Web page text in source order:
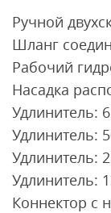
Ручной
Шланг
Рабочий
Насадка
Удлинитель:
Удлинитель:
Удлинитель:
Удлинитель:
Коннектор с